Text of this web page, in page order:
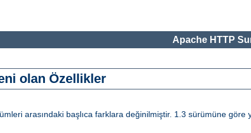
Apache HTTP
olan Özellikler
arasındaki başlıca farklara değinilmiştir. 1.3 sürümüne göre